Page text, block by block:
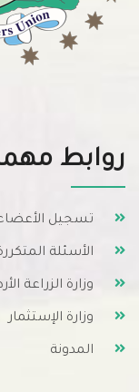
روابط
تسجيل
الأسئلة
وزارة الزراعة
وزارة الإستثمار
المدونة